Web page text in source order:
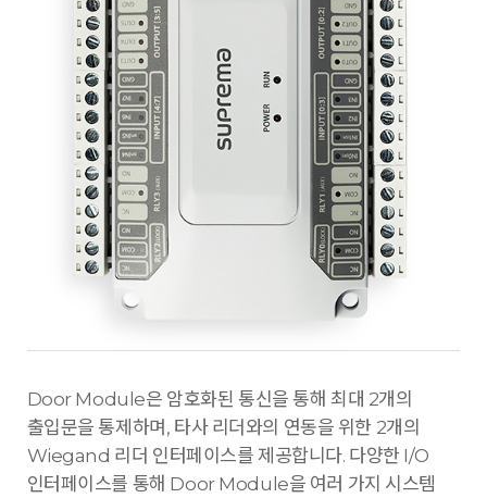
Door Module은 암호화된 통신을 통해 최대 2개의
출입문을 통제하며, 타사 리더와의 연동을 위한 2개의
Wiegand 리더 인터페이스를 제공합니다. 다양한 I/O
인터페이스를 통해 Door Module을 여러 가지 시스템